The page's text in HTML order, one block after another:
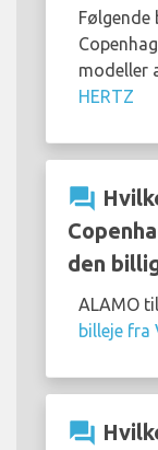
modeller
HERTZ
question_answer
den
ALAMO
billeje fra
question_answer